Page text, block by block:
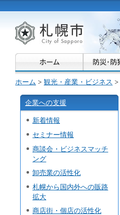
札幌市
ホーム > 観光・産業・ビジネス >
企業への支援
新着情報
セミナー情報
商談会・ビジネスマッチ
ング
卸売業の活性化
札幌から国内外への販路
拡大
商店街・個店の活性化